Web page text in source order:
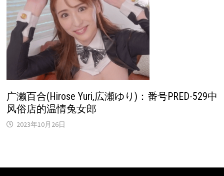
广濑百合(Hirose Yuri,広瀬ゆり)：番号PRED-529中
风俗店的温情兔女郎
2023年10月26日